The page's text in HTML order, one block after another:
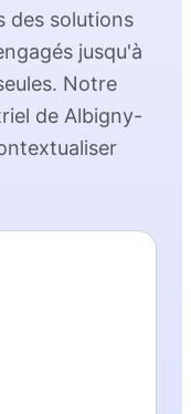
des solutions
jusqu'à
Notre
de Albigny-